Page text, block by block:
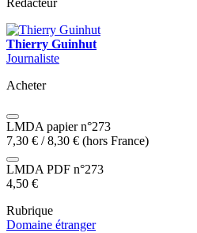
Rédacteur
Thierry Guinhut
Journaliste
Acheter
LMDA papier n°273
7,30 € /8,30 € (hors France)
LMDA PDF n°273
4,50 €
Rubrique
Domaine étranger